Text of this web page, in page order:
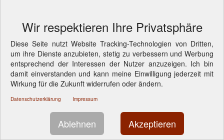
Wir respektieren Ihre Privatsphäre
Diese Seite nutzt Website Tracking-Technologien von Dritten,
um ihre Dienste anzubieten, stetig zu verbessern und Werbung
entsprechend der Interessen der Nutzer anzuzeigen. Ich bin
damit einverstanden und kann meine Einwilligung jederzeit mit
Wirkung für die Zukunft widerrufen oder ändern.
Datenschutzerklärung Impressum
Ablehnen Akzeptieren